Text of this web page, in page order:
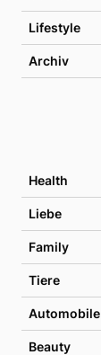
Lifestyle
Archiv
Health
Liebe
Family
Tiere
Automobile
Beauty